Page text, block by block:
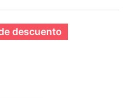
descuento